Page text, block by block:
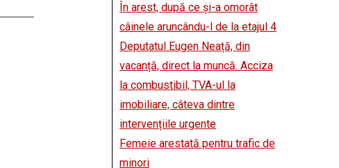
În arest, după ce și-a omorât
câinele aruncându-l de la etajul 4
Deputatul Eugen Neață, din
vacanță, direct la muncă. Acciza
la combustibil, TVA-ul la
imobiliare, câteva dintre
intervențiile urgente
Femeie arestată pentru trafic de
minori